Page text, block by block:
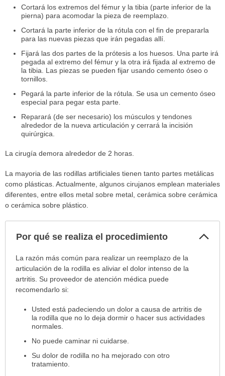
Cortará los extremos del fémur y la tibia (parte inferior de la
pierna) para acomodar la pieza de reemplazo.
Cortará la parte inferior de la rótula con el fin de prepararla
para las nuevas piezas que irán pegadas allí.
Fijará las dos partes de la prótesis a los huesos. Una parte irá
pegada al extremo del fémur y la otra irá fijada al extremo de
la tibia. Las piezas se pueden fijar usando cemento óseo o
tornillos.
Pegará la parte inferior de la rótula. Se usa un cemento óseo
especial para pegar esta parte.
Reparará (de ser necesario) los músculos y tendones
alrededor de la nueva articulación y cerrará la incisión
quirúrgica.
La cirugía demora alrededor de 2 horas.
La mayoria de las rodillas artificiales tienen tanto partes metálicas
como plásticas. Actualmente, algunos cirujanos emplean materiales
diferentes, entre ellos metal sobre metal, cerámica sobre cerámica
o cerámica sobre plástico.
Por qué se realiza el procedimiento
Por
qué
realiza
procedimiento
extendido.
La razón más común para realizar un reemplazo de la
articulación de la rodilla es aliviar el dolor intenso de la
artritis. Su proveedor de atención médica puede
recomendarlo si:
Usted está padeciendo un dolor a causa de artritis de
la rodilla que no lo deja dormir o hacer sus actividades
normales.
No puede caminar ni cuidarse.
Su dolor de rodilla no ha mejorado con otro
tratamiento.